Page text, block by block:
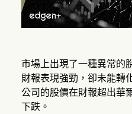
市場上出現了一種異常的
財報表現強勁，卻未能轉
公司的股價在財報超出華
下跌。